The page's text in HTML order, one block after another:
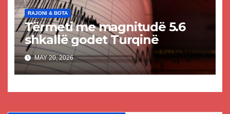
RAJONI & BOTA
Tërmeti me magnitudë 5.6
shkallë godet Turqinë
MAY 20, 2026